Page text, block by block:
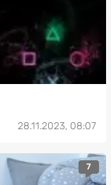
28.11.2023, 08:07
7